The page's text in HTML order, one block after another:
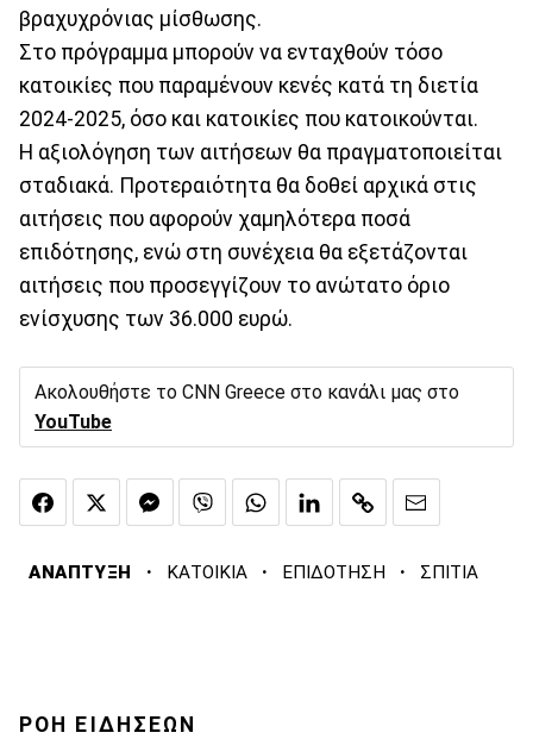
βραχυχρόνιας μίσθωσης.
Στο πρόγραμμα μπορούν να ενταχθούν τόσο
κατοικίες που παραμένουν κενές κατά τη διετία
2024-2025, όσο και κατοικίες που κατοικούνται.
Η αξιολόγηση των αιτήσεων θα πραγματοποιείται
σταδιακά. Προτεραιότητα θα δοθεί αρχικά στις
αιτήσεις που αφορούν χαμηλότερα ποσά
επιδότησης, ενώ στη συνέχεια θα εξετάζονται
αιτήσεις που προσεγγίζουν το ανώτατο όριο
ενίσχυσης των 36.000 ευρώ.
Ακολουθήστε το CNN Greece στο κανάλι μας στο
YouTube
ΑΝΑΠΤΥΞΗ · ΚΑΤΟΙΚΙΑ · ΕΠΙΔΟΤΗΣΗ · ΣΠΙΤΙΑ
ΡΟΗ ΕΙΔΗΣΕΩΝ